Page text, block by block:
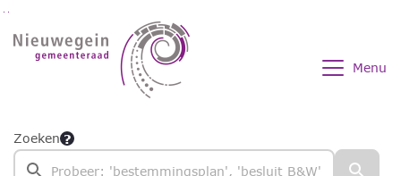
Ga naar de inhoud van deze pagina
Menu
Zoeken